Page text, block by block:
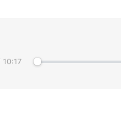
10:17